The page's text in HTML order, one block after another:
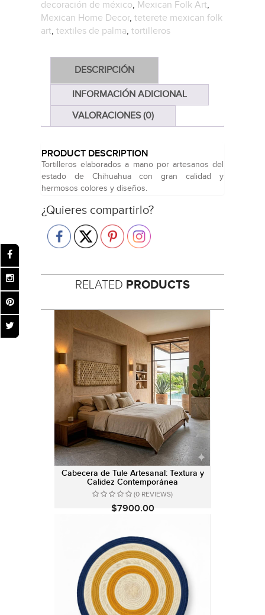
decoración de méxico, Mexican Folk Art,
Mexican Home Decor, teterete mexican folk
art, textiles de palma, tortilleros
DESCRIPCIÓN
INFORMACIÓN ADICIONAL
VALORACIONES (0)
PRODUCT DESCRIPTION
Tortilleros elaborados a mano por artesanos del
estado de Chihuahua con gran calidad y
hermosos colores y diseños.
¿Quieres compartirlo?
RELATED PRODUCTS
Cabecera de Tule Artesanal: Textura y
Calidez Contemporánea
(0 REVIEWS)
$7900.00